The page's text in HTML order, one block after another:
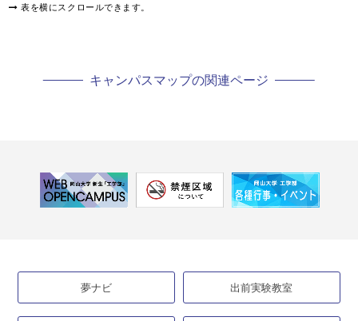
表を横にスクロールできます。
キャンパスマップの関連ページ
夢ナビ 出前実験教室